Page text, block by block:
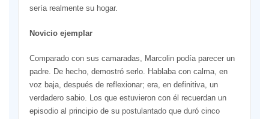
sería realmente su hogar.
Novicio ejemplar
Comparado con sus camaradas, Marcolin podía parecer un
padre. De hecho, demostró serlo. Hablaba con calma, en
voz baja, después de reflexionar; era, en definitiva, un
verdadero sabio. Los que estuvieron con él recuerdan un
episodio al principio de su postulantado que duró cinco